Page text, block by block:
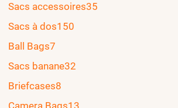
Sacs accessoires35
Sacs à dos150
Ball Bags7
Sacs banane32
Briefcases8